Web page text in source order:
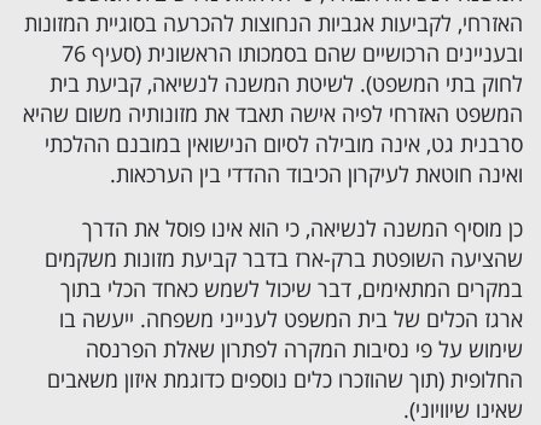
האזרחי, לקביעות אגביות הנחוצות להכרעה בסוגיית המזונות
ובעניינים הרכושיים שהם בסמכותו הראשונית (סעיף 76
לחוק בתי המשפט). לשיטת המשנה לנשיאה, קביעת בית
המשפט האזרחי לפיה אישה תאבד את מזונותיה משום שהיא
סרבנית גט, אינה מובילה לסיום הנישואין במובנם ההלכתי
ואינה חוטאת לעיקרון הכיבוד ההדדי בין הערכאות.
כן מוסיף המשנה לנשיאה, כי הוא אינו פוסל את הדרך
שהציעה השופטת ברק-ארז בדבר קביעת מזונות משקמים
במקרים המתאימים, דבר שיכול לשמש כאחד הכלי בתוך
ארגז הכלים של בית המשפט לענייני משפחה. ייעשה בו
שימוש על פי נסיבות המקרה לפתרון שאלת הפרנסה
החלופית (תוך שהוזכרו כלים נוספים כדוגמת איזון משאבים
שאינו שיוויוני).